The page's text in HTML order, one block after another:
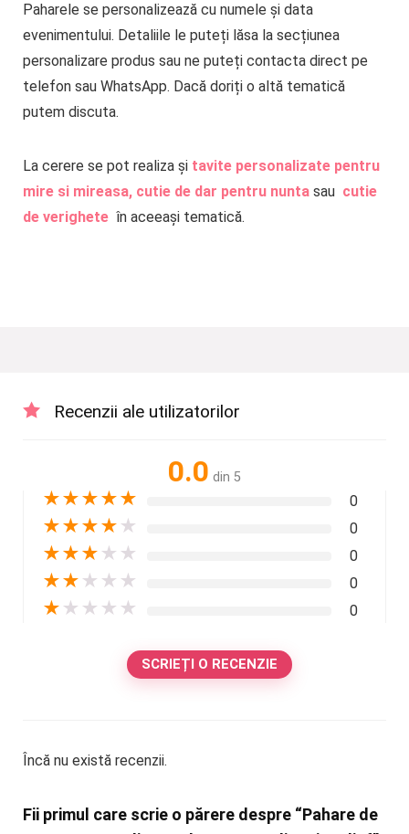
Paharele se personalizează cu numele și data
evenimentului. Detaliile le puteți lăsa la secțiunea
personalizare produs sau ne puteți contacta direct pe
telefon sau WhatsApp. Dacă doriți o altă tematică
putem discuta.
La cerere se pot realiza și tavite personalizate pentru
mire si mireasa, cutie de dar pentru nuntasau cutie
de verighete în aceeași tematică.
Recenzii ale utilizatorilor
0.0 din 5
★★★★★ 0
★★★★ ★ 0
★★★ ★ ★ 0
★★ ★ ★ ★ 0
★ ★ ★ ★ ★ 0
SCRIEȚI O RECENZIE
Încă nu există recenzii.
Fii primul care scrie o părere despre “Pahare de